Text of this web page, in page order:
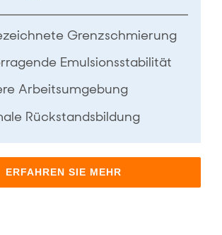
Grenzschmierung
Emulsionsstabilität
Arbeitsumgebung
Rückstandsbildung
ERFAHREN SIE MEHR